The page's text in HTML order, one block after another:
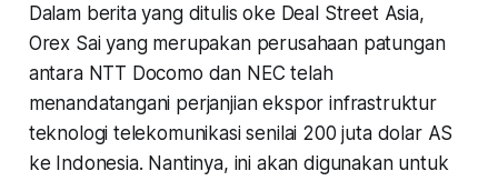
Dalam berita yang ditulis oke Deal Street Asia,
Orex Sai yang merupakan perusahaan patungan
antara NTT Docomo dan NEC telah
menandatangani perjanjian ekspor infrastruktur
teknologi telekomunikasi senilai 200 juta dolar AS
ke Indonesia. Nantinya, ini akan digunakan untuk